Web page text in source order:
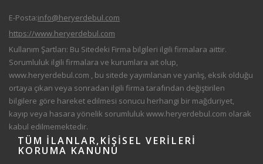
E-Posta:info@heryerdebul.com
https://www.heryerdebul.com
Kullanım Şartları: Bu Sitedeki Firma bilgileri ilgili firmalara aittir.
Sorumluluk ilgili firmalara ve kurumlara ait olup,
www.heryerdebul.com , bu sitede yayımlanan ve yanlış, eksik olduğu
ortaya çıkan veya sonradan ilgili firma tarafından değiştirilen
bilgilere göre hareket edilmesi sonucu herhangi bir mağduriyet,
kayıp veya hasara yönelik sorumluluk www.heryerdebul.com olarak
kabul edilmemektedir.
TÜM İLANLAR,KIŞISEL VERILERI
KORUMA KANUNU